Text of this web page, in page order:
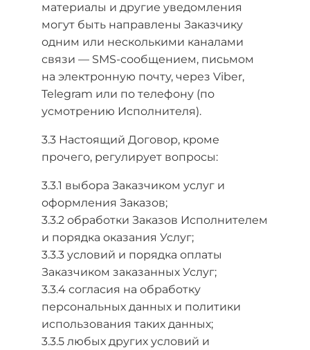
материалы и другие уведомления
могут быть направлены Заказчику
одним или несколькими каналами
связи — SMS-сообщением, письмом
на электронную почту, через Viber,
Telegram или по телефону (по
усмотрению Исполнителя).
3.3 Настоящий Договор, кроме
прочего, регулирует вопросы:
3.3.1 выбора Заказчиком услуг и
оформления Заказов;
3.3.2 обработки Заказов Исполнителем
и порядка оказания Услуг;
3.3.3 условий и порядка оплаты
Заказчиком заказанных Услуг;
3.3.4 согласия на обработку
персональных данных и политики
использования таких данных;
3.3.5 любых других условий и